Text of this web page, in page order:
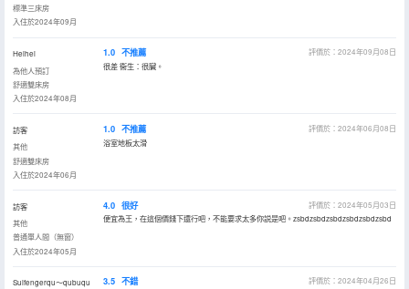
標準三床房
入住於2024年09月
Heihei
為他人預訂
舒適雙床房
入住於2024年08月
1.0 不推薦
評價於：2024年09月08日
很差 衞生：很臟。
訪客
其他
舒適雙床房
入住於2024年06月
1.0 不推薦
評價於：2024年06月08日
浴室地板太滑
訪客
其他
普通單人間（無窗）
入住於2024年05月
4.0 很好
評價於：2024年05月03日
便宜為王，在這個價錢下還行吧，不能要求太多你説是吧。zsbdzsbdzsbdzsbdzsbdzsbd
Suifengerqu～qubuqu
3.5 不錯
評價於：2024年04月26日